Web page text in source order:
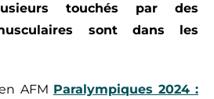
touchés par des
sont dans les
AFM Paralympiques 2024 :